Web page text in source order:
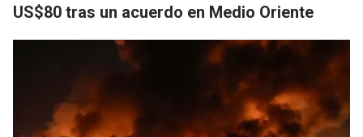
US$80 tras un acuerdo en Medio Oriente